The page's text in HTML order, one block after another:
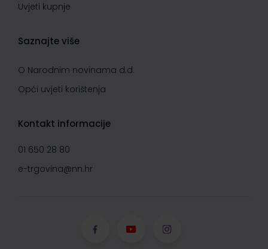
Uvjeti kupnje
Saznajte više
O Narodnim novinama d.d.
Opći uvjeti korištenja
Kontakt informacije
01 650 28 80
e-trgovina@nn.hr